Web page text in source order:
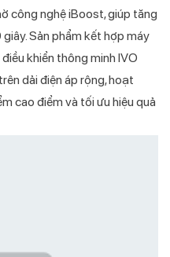
công nghệ iBoost, giúp tăng
Sản phẩm kết hợp máy
khiển thông minh IVO
dải điện áp rộng, hoạt
cao điểm và tối ưu hiệu quả